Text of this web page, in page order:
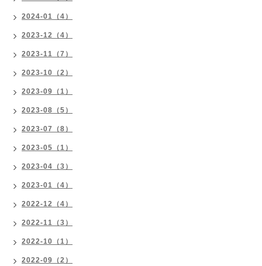
2024-01（4）
2023-12（4）
2023-11（7）
2023-10（2）
2023-09（1）
2023-08（5）
2023-07（8）
2023-05（1）
2023-04（3）
2023-01（4）
2022-12（4）
2022-11（3）
2022-10（1）
2022-09（2）